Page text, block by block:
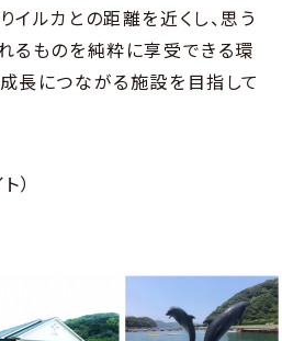
イルカとの距離を近くし、思う
るものを純粋に享受できる環
長につながる施設を目指して
）